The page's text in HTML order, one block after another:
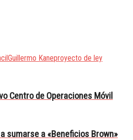
Guillermo Kaneproyecto de ley
Centro de Operaciones Móvil
sumarse a «Beneficios Brown»